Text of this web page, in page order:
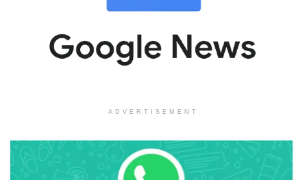
ADVERTISEMENT